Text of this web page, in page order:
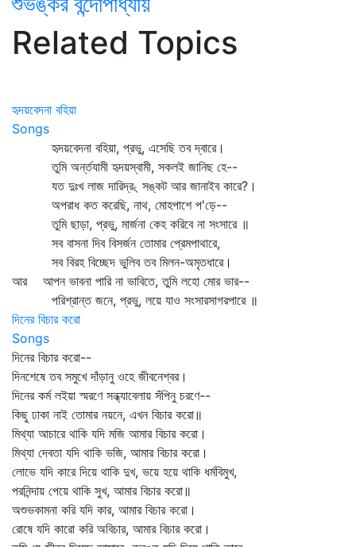
Related Topics
হৃদয়বেদনা বহিয়া
Songs
হৃদয়বেদনা বহিয়া, প্রভু, এসেছি তব দ্বারে।
তুমি অর্ন্তযামী হৃদয়স্বামী, সকলই জানিছ হে--
যত দুঃখ লাজ দারিদ্র৻ সঙ্কট আর জানাইব কারে?।
অপরাধ কত করেছি, নাথ, মোহপাশে প'ড়ে--
তুমি ছাড়া, প্রভু, মার্জনা কেহ করিবে না সংসারে ॥
সব বাসনা দিব বিসর্জন তোমার প্রেমপাথারে,
সব বিরহ বিচ্ছেদ ভুলিব তব মিলন-অমৃতধারে।
আর আপন ভাবনা পারি না ভাবিতে, তুমি লহো মোর ভার--
পরিশ্রান্ত জনে, প্রভু, লয়ে যাও সংসারসাগরপারে ॥
দিনের বিচার করো
Songs
দিনের বিচার করো--
দিনশেষে তব সমুখে দাঁড়ানু ওহে জীবনেশ্বর।
দিনের কর্ম লইয়া স্মরণে সন্ধ্যাবেলায় সঁপিনু চরণে--
কিছু ঢাকা নাই তোমার নয়নে, এখন বিচার করো॥
মিথ্যা আচারে থাকি যদি মজি আমার বিচার করো।
মিথ্যা দেবতা যদি থাকি ভজি, আমার বিচার করো।
লোভে যদি কারে দিয়ে থাকি দুখ, ভয়ে হয়ে থাকি ধর্মবিমুখ,
পরনিন্দায় পেয়ে থাকি সুখ, আমার বিচার করো॥
অশুভকামনা করি যদি কার, আমার বিচার করো।
রোষে যদি কারো করি অবিচার, আমার বিচার করো।